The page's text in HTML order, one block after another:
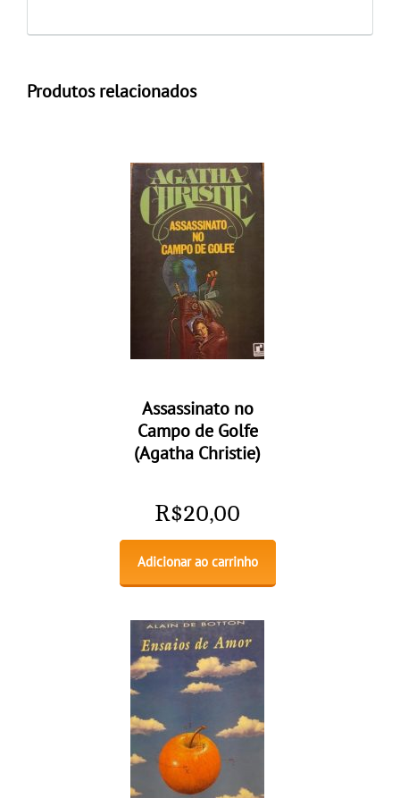
Produtos relacionados
Assassinato no
Campo de Golfe
(Agatha Christie)
R$20,00
Adicionar ao carrinho